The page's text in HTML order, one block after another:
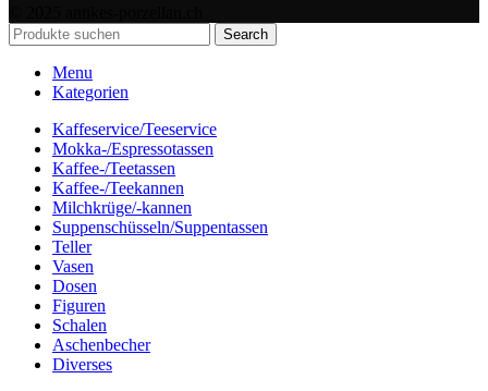
Search
Menu
Kategorien
Kaffeservice/Teeservice
Mokka-/Espressotassen
Kaffee-/Teetassen
Kaffee-/Teekannen
Milchkrüge/-kannen
Suppenschüsseln/Suppentassen
Teller
Vasen
Dosen
Figuren
Schalen
Aschenbecher
Diverses